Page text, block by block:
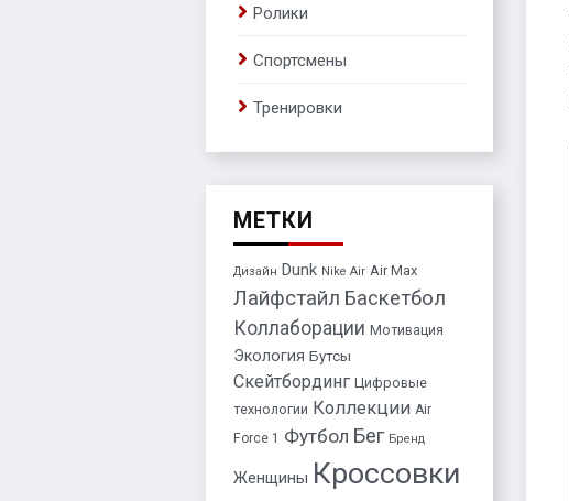
Ролики
Спортсмены
Тренировки
МЕТКИ
Дизайн Dunk Nike Air Air Max
Лайфстайл Баскетбол
Коллаборации Мотивация
Экология Бутсы
Скейтбординг Цифровые
технологии Коллекции Air
Force 1
Футбол Бег Бренд
Женщины Кроссовки